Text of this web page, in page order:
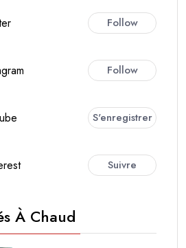
Follow
Follow
S'enregistrer
Suivre
À Chaud